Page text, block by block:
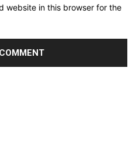
website in this browser for the